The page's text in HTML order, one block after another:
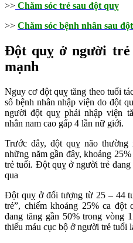
>> Chăm sóc trẻ sau đột quỵ
>> Chăm sóc bệnh nhân sau
Đột quỵ ở người trẻ
mạnh
Nguy cơ đột quỵ tăng theo tuổi
số bệnh nhân nhập viện do đột
người đột quỵ phải nhập viện
nhân nam cao gấp 4 lần nữ giới.
Trước đây, đột quỵ não
những năm gần đây, khoảng
trẻ tuổi. Đột quỵ ở người trẻ đang
qua
Đột quỵ ở đối tượng từ 25 – 44
trẻ”, chiếm khoảng 25% ca
đang tăng gần 50% trong vòng
thiếu máu cục bộ ở người trẻ tuổi